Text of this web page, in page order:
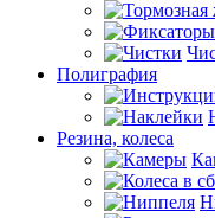
Полиграфия
Резина, колеса